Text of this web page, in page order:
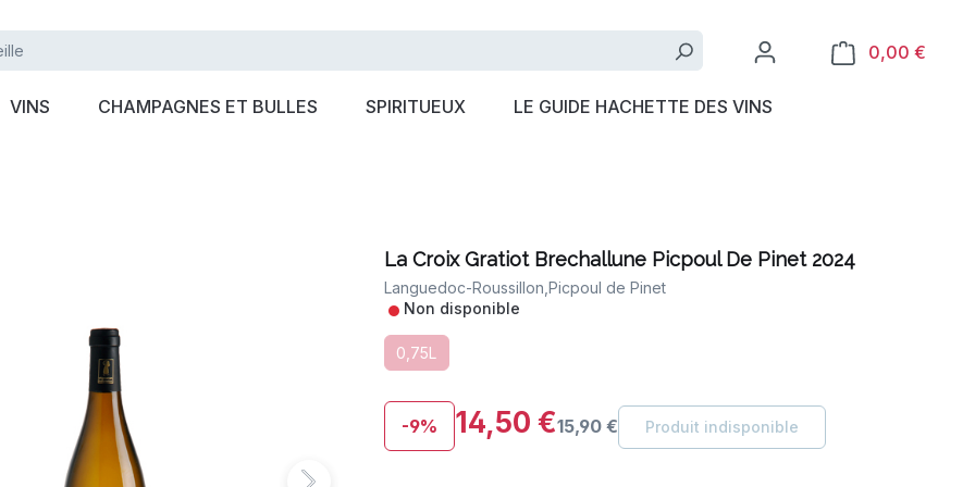
0,00 €
VINS CHAMPAGNES ET BULLES SPIRITUEUX LE GUIDE HACHETTE DES VINS
La Croix Gratiot Brechallune Picpoul De Pinet 2024
Languedoc-Roussillon, Picpoul de Pinet
•Non disponible
0,75L
-9% 14,50 €15,90 € Produit indisponible